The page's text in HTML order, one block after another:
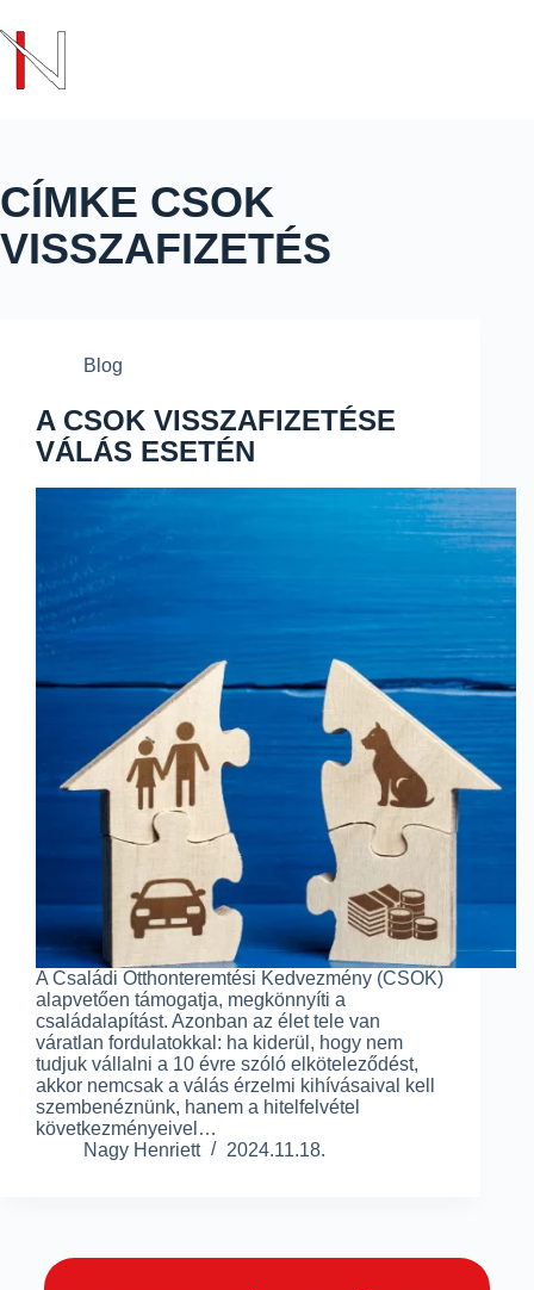
CÍMKE CSOK
VISSZAFIZETÉS
Blog
A CSOK VISSZAFIZETÉSE
VÁLÁS ESETÉN
A Családi Otthonteremtési Kedvezmény (CSOK)
alapvetően támogatja, megkönnyíti a
családalapítást. Azonban az élet tele van
váratlan fordulatokkal: ha kiderül, hogy nem
tudjuk vállalni a 10 évre szóló elköteleződést,
akkor nemcsak a válás érzelmi kihívásaival kell
szembenéznünk, hanem a hitelfelvétel
következményeivel…
Nagy Henriett
2024.11.18.